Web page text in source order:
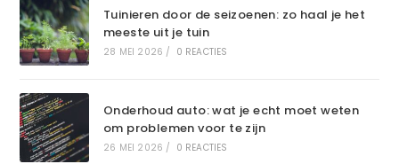
Tuinieren door de seizoenen: zo haal je het
meeste uit je tuin
28 MEI 2026 / 0 REACTIES
Onderhoud auto: wat je echt moet weten
om problemen voor te zijn
26 MEI 2026 / 0 REACTIES